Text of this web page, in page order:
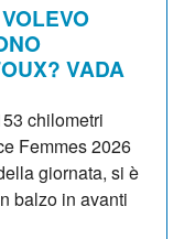
VADA
chilometri
Femmes 2026
giornata, si è
balzo in avanti